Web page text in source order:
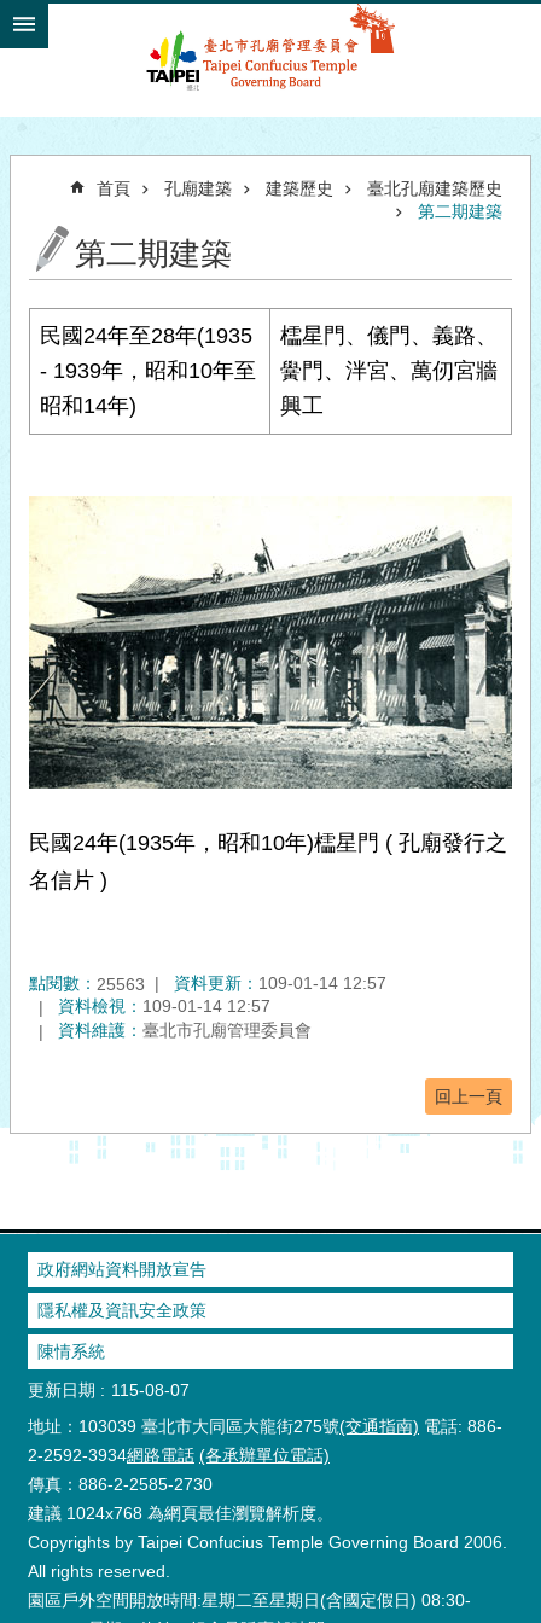
跳到主要內容區塊
首頁 孔廟建築 建築歷史
臺北孔廟建築歷史
第二期建築
第二期建築
民國24年至28年(1935
- 1939年，昭和10年至
昭和14年)
櫺星門、儀門、義路、
黌門、泮宮、萬仞宮牆
興工
民國24年(1935年，昭和10年)櫺星門 ( 孔廟發行之
名信片 )
點閱數： 25563 資料更新： 109-01-14 12:57
資料檢視： 109-01-14 12:57
資料維護： 臺北市孔廟管理委員會
回上一頁
政府網站資料開放宣告
隱私權及資訊安全政策
陳情系統
更新日期
115-08-07
地址：103039 臺北市大同區大龍街275號(交通指南) 電話: 886-
2-2592-3934網路電話 (各承辦單位電話)
傳真：886-2-2585-2730
建議 1024x768 為網頁最佳瀏覽解析度。
Copyrights by Taipei Confucius Temple Governing Board 2006.
All rights reserved.
園區戶外空間開放時間:星期二至星期日(含國定假日) 08:30-